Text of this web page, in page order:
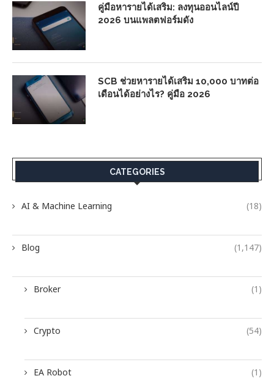
คู่มือหารายได้เสริม: ลงทุนออนไลน์ปี
2026 บนแพลตฟอร์มดัง
SCB ช่วยหารายได้เสริม 10,000 บาทต่อ
เดือนได้อย่างไร? คู่มือ 2026
CATEGORIES
AI & Machine Learning (18)
Blog (1,147)
Broker (1)
Crypto (54)
EA Robot (1)